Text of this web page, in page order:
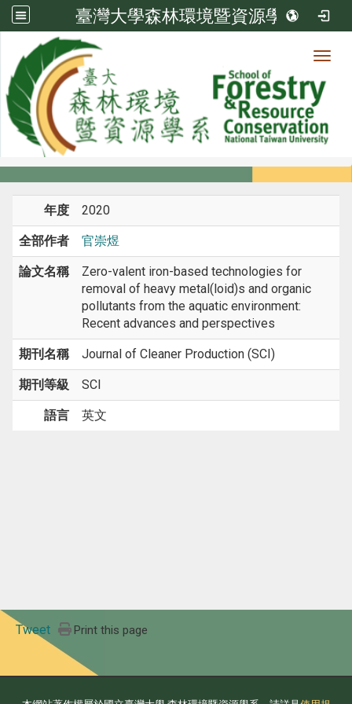
臺灣大學森林環境暨資源學系
系所成員
系所成員
年度 2020
全部作者 官崇煜
論文名稱
Zero-valent iron-based technologies for
removal of heavy metal(loid)s and organic
pollutants from the aquatic environment:
Recent advances and perspectives
期刊名稱 Journal of Cleaner Production (SCI)
期刊等級 SCI
語言 英文
Tweet Print this page